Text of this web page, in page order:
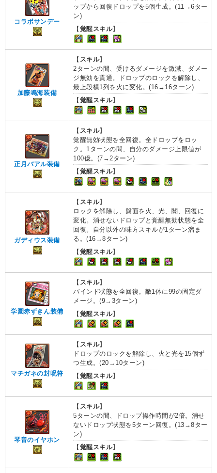
コラボサンデー
ップから回復ドロップを5個生成。(11→6ター
ン)
【覚醒スキル】
加藤鳴海装備
【 スキル】
2ターンの間、受けるダメージを激減、ダメー
ジ無効を貫通。ドロップのロックを解除し、
最上段横1列を火に変化。(16→16ターン)
【覚醒スキル】
正月バアル装備
【 スキル】
覚醒無効状態を全回復。全ドロップをロッ
ク。1ターンの間、自分のダメージ上限値が
100億。(7→2ターン)
【覚醒スキル】
ガディウス装備
【 スキル】
ロックを解除し、盤面を火、光、闇、回復に
変化。消せないドロップと覚醒無効状態を全
回復。自分以外の味方スキルが1ターン溜ま
る。(16→8ターン)
【覚醒スキル】
学園赤ずきん装備
【 スキル】
バインド状態を全回復。敵1体に99の固定ダ
メージ。(9→3ターン)
【覚醒スキル】
マチガネの封呪符
【 スキル】
ドロップのロックを解除し、火と光を15個ず
つ生成。(20→10ターン)
【覚醒スキル】
琴音のイヤホン
【 スキル】
5ターンの間、ドロップ操作時間が2倍。消せ
ないドロップ状態を5ターン回復。(13→8ター
ン)
【覚醒スキル】